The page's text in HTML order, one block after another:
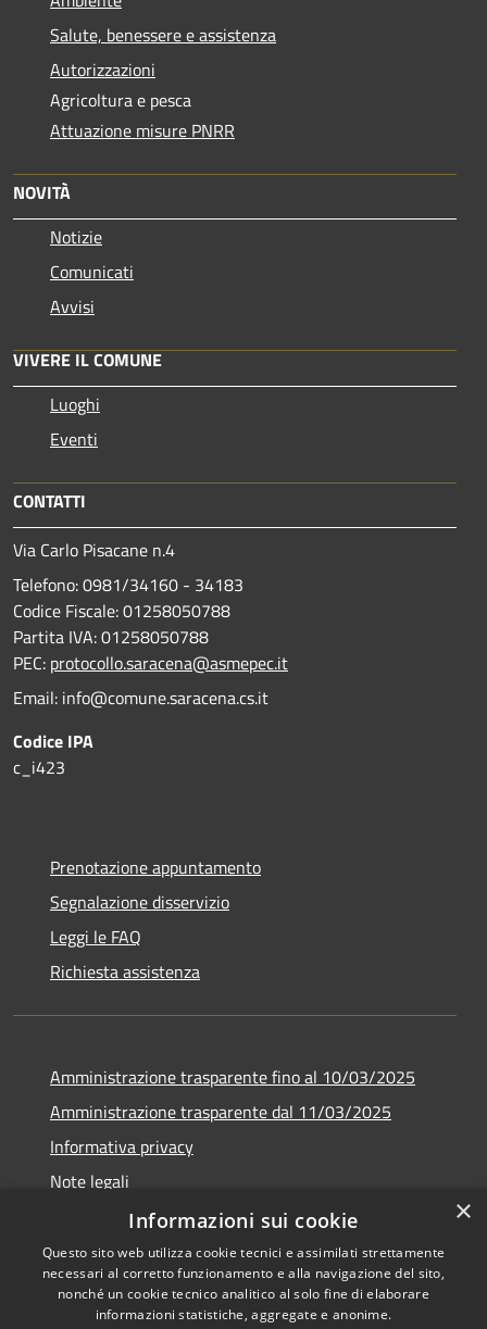
Salute, benessere e assistenza
Autorizzazioni
Agricoltura e pesca
Attuazione misure PNRR
NOVITÀ
Notizie
Comunicati
Avvisi
VIVERE IL COMUNE
Luoghi
Eventi
CONTATTI
Via Carlo Pisacane n.4
Telefono: 0981/34160 - 34183
Codice Fiscale: 01258050788
Partita IVA: 01258050788
PEC: protocollo.saracena@asmepec.it
Email: info@comune.saracena.cs.it
Codice IPA
c_i423
Prenotazione appuntamento
Segnalazione disservizio
Leggi le FAQ
Richiesta assistenza
Amministrazione trasparente fino al 10/03/2025
Amministrazione trasparente dal 11/03/2025
Informativa privacy
Note legali
Dichiarazione di accessibilità
×
Informazioni sui cookie
Questo sito web utilizza cookie tecnici e assimilati strettamente
necessari al corretto funzionamento e alla navigazione del sito,
nonché un cookie tecnico analitico al solo fine di elaborare
informazioni statistiche, aggregate e anonime.